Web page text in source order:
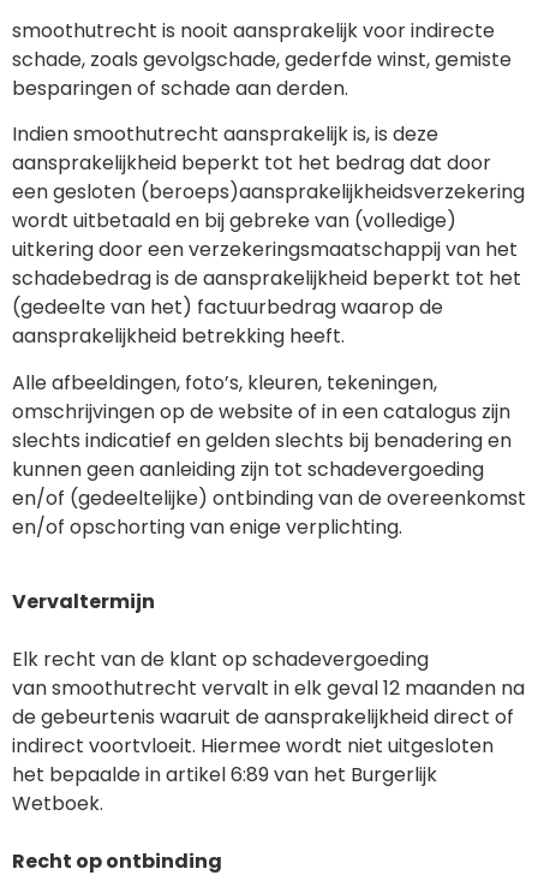
smoothutrecht is nooit aansprakelijk voor indirecte
schade, zoals gevolgschade, gederfde winst, gemiste
besparingen of schade aan derden.
Indien smoothutrecht aansprakelijk is, is deze
aansprakelijkheid beperkt tot het bedrag dat door
een gesloten (beroeps)aansprakelijkheidsverzekering
wordt uitbetaald en bij gebreke van (volledige)
uitkering door een verzekeringsmaatschappij van het
schadebedrag is de aansprakelijkheid beperkt tot het
(gedeelte van het) factuurbedrag waarop de
aansprakelijkheid betrekking heeft.
Alle afbeeldingen, foto’s, kleuren, tekeningen,
omschrijvingen op de website of in een catalogus zijn
slechts indicatief en gelden slechts bij benadering en
kunnen geen aanleiding zijn tot schadevergoeding
en/of (gedeeltelijke) ontbinding van de overeenkomst
en/of opschorting van enige verplichting.
Vervaltermijn
Elk recht van de klant op schadevergoeding
van smoothutrecht vervalt in elk geval 12 maanden na
de gebeurtenis waaruit de aansprakelijkheid direct of
indirect voortvloeit. Hiermee wordt niet uitgesloten
het bepaalde in artikel 6:89 van het Burgerlijk
Wetboek.
Recht op ontbinding